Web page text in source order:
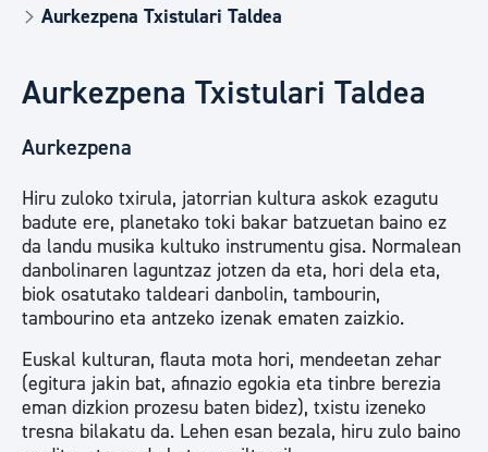
Aurkezpena Txistulari Taldea
Aurkezpena Txistulari Taldea
Aurkezpena
Hiru zuloko txirula, jatorrian kultura askok ezagutu
badute ere, planetako toki bakar batzuetan baino ez
da landu musika kultuko instrumentu gisa. Normalean
danbolinaren laguntzaz jotzen da eta, hori dela eta,
biok osatutako taldeari danbolin, tambourin,
tambourino eta antzeko izenak ematen zaizkio.
Euskal kulturan, flauta mota hori, mendeetan zehar
(egitura jakin bat, afinazio egokia eta tinbre berezia
eman dizkion prozesu baten bidez), txistu izeneko
tresna bilakatu da. Lehen esan bezala, hiru zulo baino